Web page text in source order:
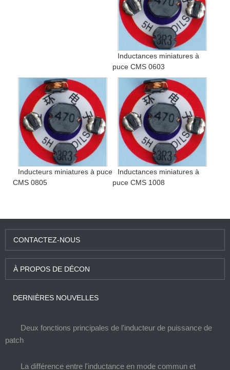
Inductances miniatures à
puce CMS 0603
Inducteurs miniatures à puce
CMS 0805
Inductances miniatures à
puce CMS 1008
CONTACTEZ-NOUS
À PROPOS DE DÉCON
DERNIÈRES NOUVELLES
Deux fonctions principales de l'inducteur de puissance de
patch
La différence entre l'inductance en mode commun et